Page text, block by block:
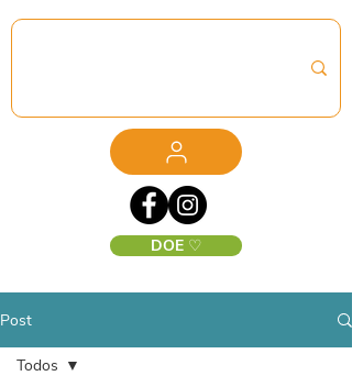
DOE ♡
Post
Todos